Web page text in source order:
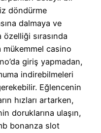
döndürme
dalmaya ve
özelliği sırasında
mükemmel casino
giriş yapmadan,
indirebilmeleri
Eğlencenin
hızları artarken,
doruklarına ulaşın,
bonanza slot